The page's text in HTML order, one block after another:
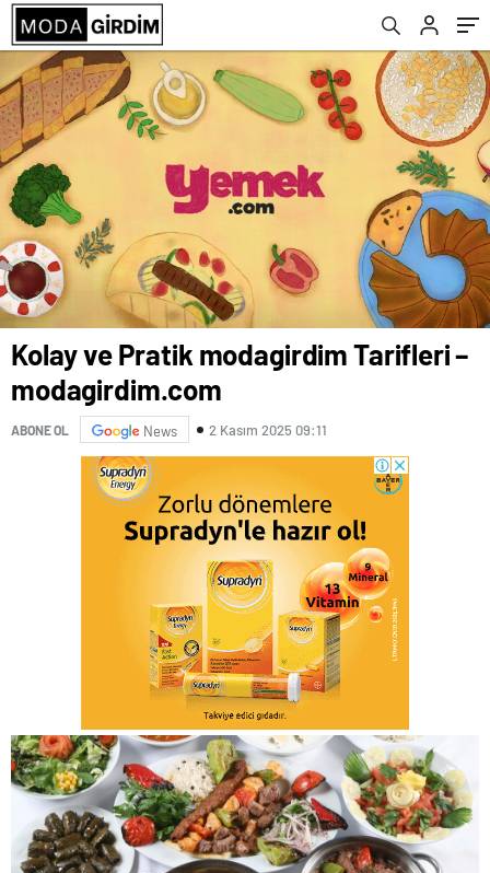
Kolay ve Pratik modagirdim Tarifleri –
modagirdim.com
ABONE OL News 2 Kasım 2025 09:11